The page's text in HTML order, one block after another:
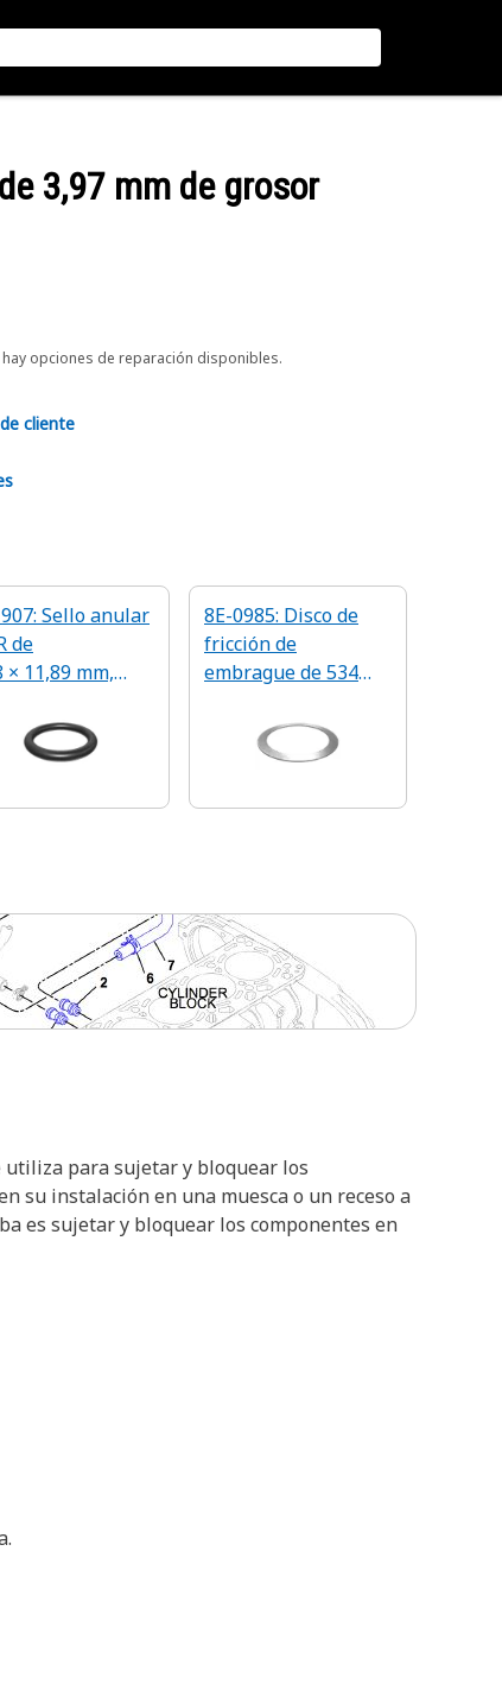
3,97 mm de grosor
opciones de reparación disponibles.
cliente
Sello anular
de
× 11,89 mm,
8E-0985: Disco de
fricción de
embrague de 534
exterior
para sujetar y bloquear los
su instalación en una muesca o un receso a
es sujetar y bloquear los componentes en